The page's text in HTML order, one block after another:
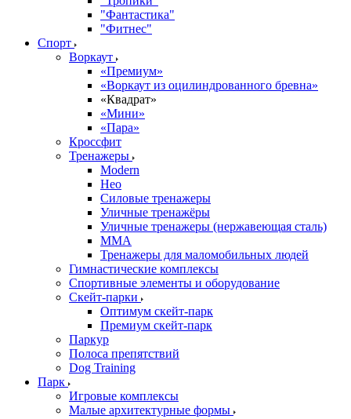
"Фантастика"
"Фитнес"
Спорт
Воркаут
«Премиум»
«Воркаут из оцилиндрованного бревна»
«Квадрат»
«Мини»
«Пара»
Кроссфит
Тренажеры
Modern
Нео
Силовые тренажеры
Уличные тренажёры
Уличные тренажеры (нержавеющая сталь)
ММА
Тренажеры для маломобильных людей
Гимнастические комплексы
Спортивные элементы и оборудование
Скейт-парки
Оптимум скейт-парк
Премиум скейт-парк
Паркур
Полоса препятствий
Dog Training
Парк
Игровые комплексы
Малые архитектурные формы